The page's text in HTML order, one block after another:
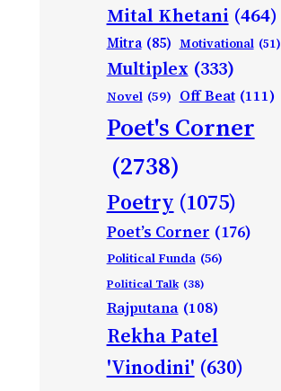
Mital Khetani (464)
Mitra (85) Motivational (51)
Multiplex (333)
Novel (59) Off Beat (111)
Poet's Corner
(2738)
Poetry (1075)
Poet’s Corner (176)
Political Funda (56)
Political Talk (38)
Rajputana (108)
Rekha Patel
'Vinodini' (630)